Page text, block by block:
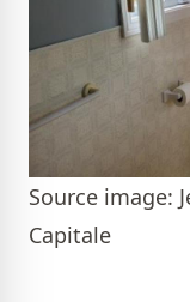
Source image:
Capitale